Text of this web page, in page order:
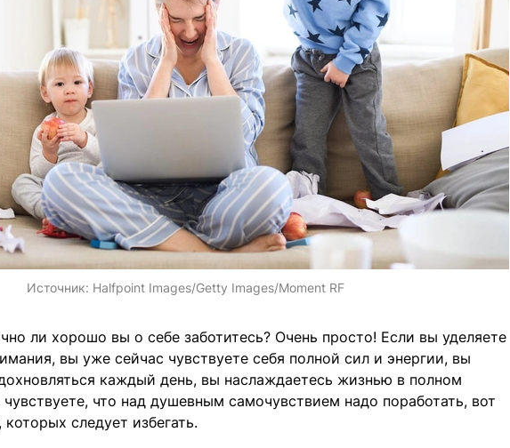
Источник: Halfpoint Images/Getty Images/Moment RF
ли хорошо вы о себе заботитесь? Очень просто! Если вы уделяете
вы уже сейчас чувствуете себя полной сил и энергии, вы
каждый день, вы наслаждаетесь жизнью в полном
что над душевным самочувствием надо поработать, вот
следует избегать.